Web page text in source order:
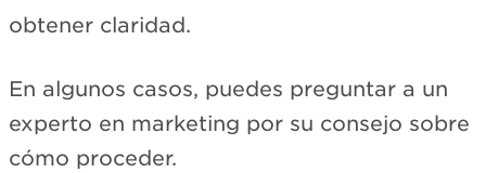
obtener claridad.
En algunos casos, puedes preguntar a un
experto en marketing por su consejo sobre
cómo proceder.